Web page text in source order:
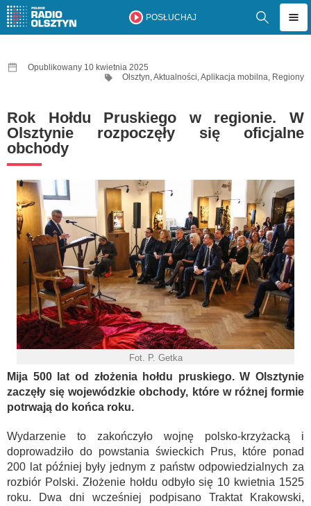
POSŁUCHAJ
Opublikowany 10 kwietnia 2025
Olsztyn,Aktualności,Aplikacja mobilna, Regiony
Rok Hołdu Pruskiego w regionie. W
Olsztynie rozpoczęły się oficjalne
obchody
Fot. P. Getka
Mija 500 lat od złożenia hołdu pruskiego. W Olsztynie
zaczęły się wojewódzkie obchody, które w różnej formie
potrwają do końca roku.
Wydarzenie to zakończyło wojnę polsko-krzyżacką i
doprowadziło do powstania świeckich Prus, które ponad
200 lat później były jednym z państw odpowiedzialnych za
rozbiór Polski. Złożenie hołdu odbyło się 10 kwietnia 1525
roku. Dwa dni wcześniej podpisano Traktat Krakowski,